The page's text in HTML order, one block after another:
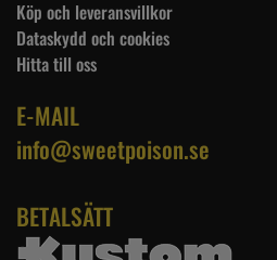
Köp och leveransvillkor
Dataskydd och cookies
Hitta till oss
E-MAIL
info@sweetpoison.se
BETALSÄTT